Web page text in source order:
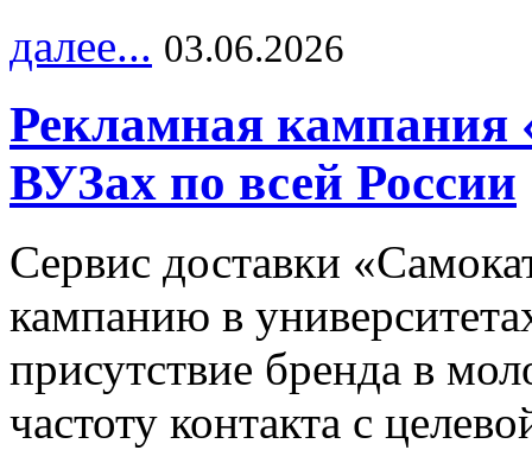
далее... 03.06.2026
Рекламная кампания
ВУЗах по всей России
Сервис доставки
кампанию в
присутствие бренда в
частоту контакта с